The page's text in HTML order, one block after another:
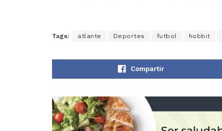
Tags: atlante Deportes futbol hobbit
Compartir